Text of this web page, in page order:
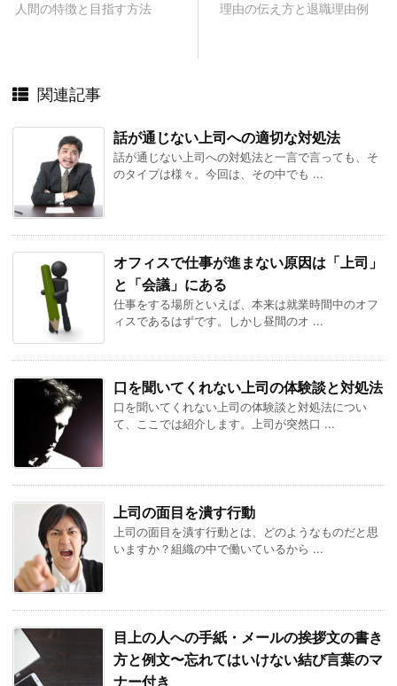
理由の伝え方と退職理由例
人間の特徴と目指す方法
関連記事
話が通じない上司への適切な対処法
話が通じない上司への対処法と一言で言っても、そ
のタイプは様々。今回は、その中でも ...
オフィスで仕事が進まない原因は「上司」
と「会議」にある
仕事をする場所といえば、本来は就業時間中のオフ
ィスであるはずです。しかし昼間のオ ...
口を聞いてくれない上司の体験談と対処法
口を聞いてくれない上司の体験談と対処法につい
て、ここでは紹介します。上司が突然口 ...
上司の面目を潰す行動
上司の面目を潰す行動とは、どのようなものだと思
いますか？組織の中で働いているから ...
目上の人への手紙・メールの挨拶文の書き
方と例文〜忘れてはいけない結び言葉のマ
ナー付き